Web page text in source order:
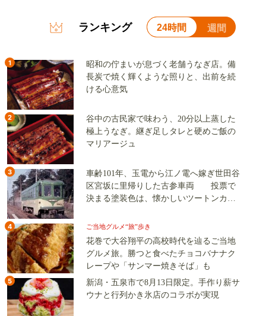
ランキング 24時間 週間
1
昭和の佇まいが息づく老舗うなぎ店。備
長炭で焼く輝くような照りと、出前を続
ける心意気
2
谷中の古民家で味わう、20分以上蒸した
極上うなぎ。継ぎ足しタレと硬めご飯の
マリアージュ
3
車齢101年、玉電から江ノ電へ嫁ぎ世田谷
区宮坂に里帰りした古参車両 投票で
決まる塗装色は、懐かしいツートンカラ
4 ご当地グルメ“旅”歩き
花巻で大谷翔平の高校時代を辿るご当地
グルメ旅。勝つと食べたチョコバナナク
レープや「サンマー焼きそば」も
5
新潟・五泉市で8月13日限定。手作り薪サ
ウナと行列かき氷店のコラボが実現